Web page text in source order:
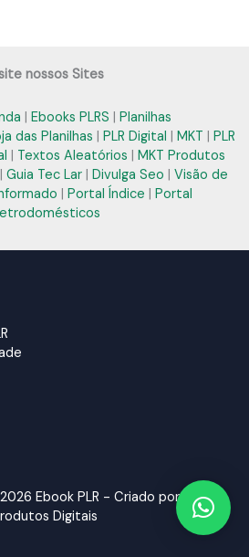
nossos Sites
| Ebooks PLRS | Planilhas
das Planilhas | PLR Digital | MKT | PLR
| Textos Aleatórios | MKT Produtos
| Guia Tec Lar | Divulga Seo | Visão de
| Portal Índice | Portal
Ebook PLR - Criado por:
MKT
Digitais